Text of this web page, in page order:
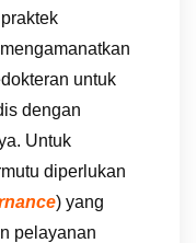
untuk
dengan
Untuk
diperlukan
) yang
pelayanan